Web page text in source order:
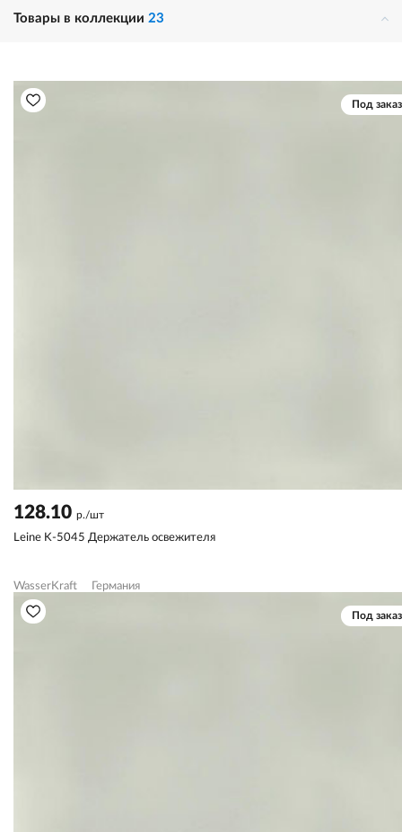
Товары в коллекции 23
Под заказ
128.10 р./шт
Leine K-5045 Держатель освежителя
WasserKraft Германия
Под заказ